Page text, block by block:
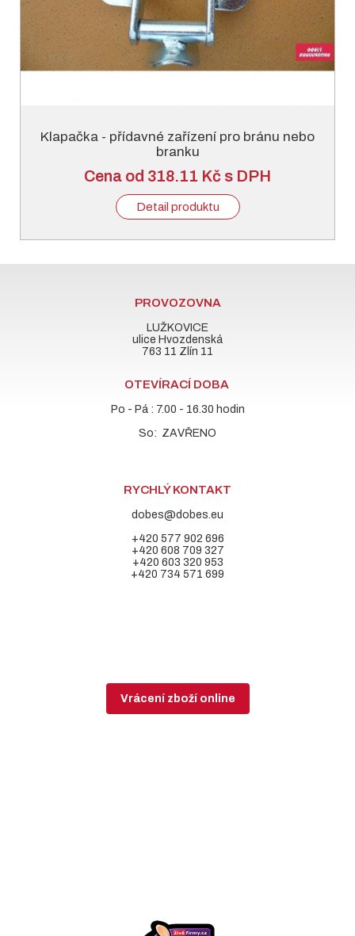
Klapačka - přídavné zařízení pro bránu nebo
branku
Cena od 318.11 Kč s DPH
Detail produktu
PROVOZOVNA
LUŽKOVICE
ulice Hvozdenská
763 11 Zlín 11
OTEVÍRACÍ DOBA
Po - Pá : 7.00 - 16.30 hodin
So: ZAVŘENO
RYCHLÝ KONTAKT
dobes@dobes.eu
+420 577 902 696
+420 608 709 327
+420 603 320 953
+420 734 571 699
Vrácení zboží online